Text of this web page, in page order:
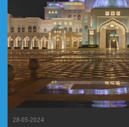
28-05-2024